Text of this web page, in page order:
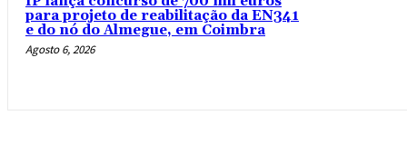
para projeto de reabilitação da EN341
e do nó do Almegue, em Coimbra
Agosto 6, 2026